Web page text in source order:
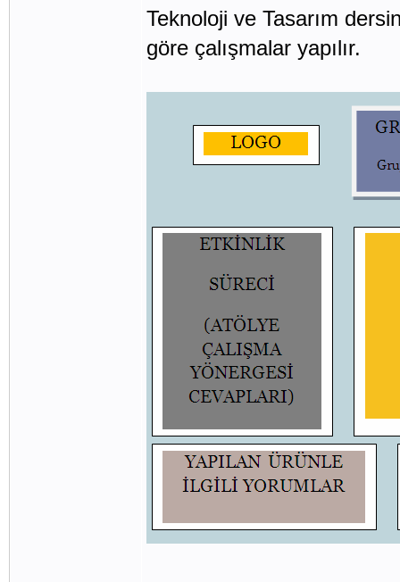
Teknoloji ve Tasarım
göre çalışmalar yapılır.